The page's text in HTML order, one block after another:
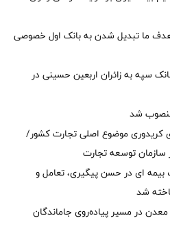
هدف ما تبدیل شدن به بانک اول خصوصی
به زائران اربعین حسینی در
شد
کریدوری موضوع اصلی تجارت کشور/
سازمان توسعه تجارت
ای در حسن پیگیری، تعامل و
شد
در مسیر پیاده‌روی جاماندگان